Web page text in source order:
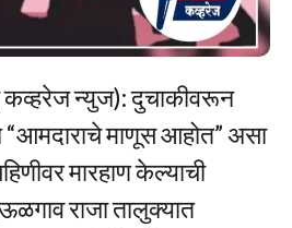
कव्हरेज न्युज): दुचाकीवरून
माणूस आहोत” असा
मारहाण केल्याची
राजा तालुक्यात